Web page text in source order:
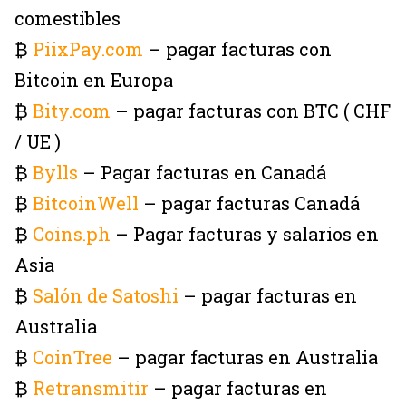
comestibles
₿ PiixPay.com – pagar facturas con
Bitcoin en Europa
₿ Bity.com – pagar facturas con BTC ( CHF
/ UE )
₿ Bylls – Pagar facturas en Canadá
₿ BitcoinWell – pagar facturas Canadá
₿ Coins.ph – Pagar facturas y salarios en
Asia
₿ Salón de Satoshi – pagar facturas en
Australia
₿ CoinTree – pagar facturas en Australia
₿ Retransmitir – pagar facturas en